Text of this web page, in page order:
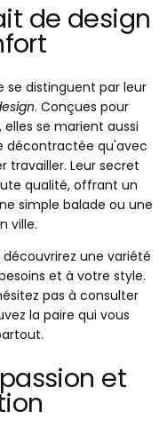
de design
se distinguent par leur
. Conçues pour
se marient aussi
décontractée qu'avec
travailler. Leur secret
qualité, offrant un
simple balade ou une
ville.
une variété
et à votre style.
pas à consulter
la paire qui vous
et